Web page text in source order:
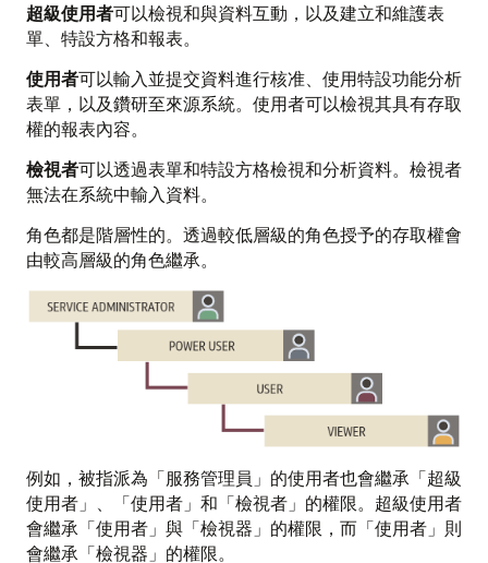
超級使用者可以檢視和與資料互動，以及建立和維護表
單、特設方格和報表。
使用者可以輸入並提交資料進行核准、使用特設功能分析
表單，以及鑽研至來源系統。使用者可以檢視其具有存取
權的報表內容。
檢視者可以透過表單和特設方格檢視和分析資料。檢視者
無法在系統中輸入資料。
角色都是階層性的。透過較低層級的角色授予的存取權會
由較高層級的角色繼承。
例如，被指派為「服務管理員」的使用者也會繼承「超級
使用者」、「使用者」和「檢視者」的權限。超級使用者
會繼承「使用者」與「檢視器」的權限，而「使用者」則
會繼承「檢視器」的權限。